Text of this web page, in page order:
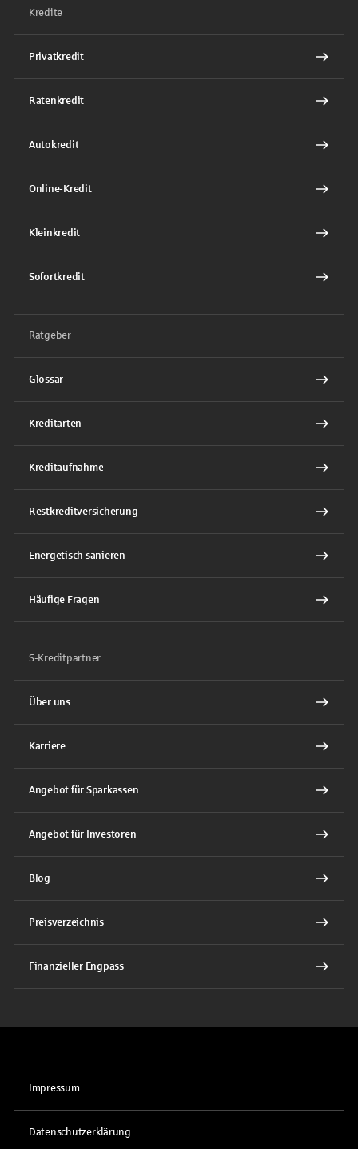
Kredite
Privatkredit
Ratenkredit
Autokredit
Online-Kredit
Kleinkredit
Sofortkredit
Ratgeber
Glossar
Kreditarten
Kreditaufnahme
Restkreditversicherung
Energetisch sanieren
Häufige Fragen
S-Kreditpartner
Über uns
Karriere
Angebot für Sparkassen
Angebot für Investoren
Blog
Preisverzeichnis
Finanzieller Engpass
Impressum
Datenschutzerklärung